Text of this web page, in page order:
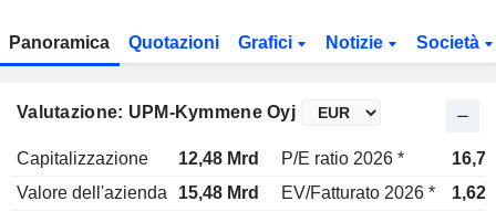
Panoramica Quotazioni Grafici Notizie Società
Valutazione: UPM-Kymmene Oyj
Capitalizzazione 12,48 Mrd P/E ratio 2026 *
16,7x
Valore dell'azienda
15,48 Mrd EV/Fatturato 2026 *
1,62x